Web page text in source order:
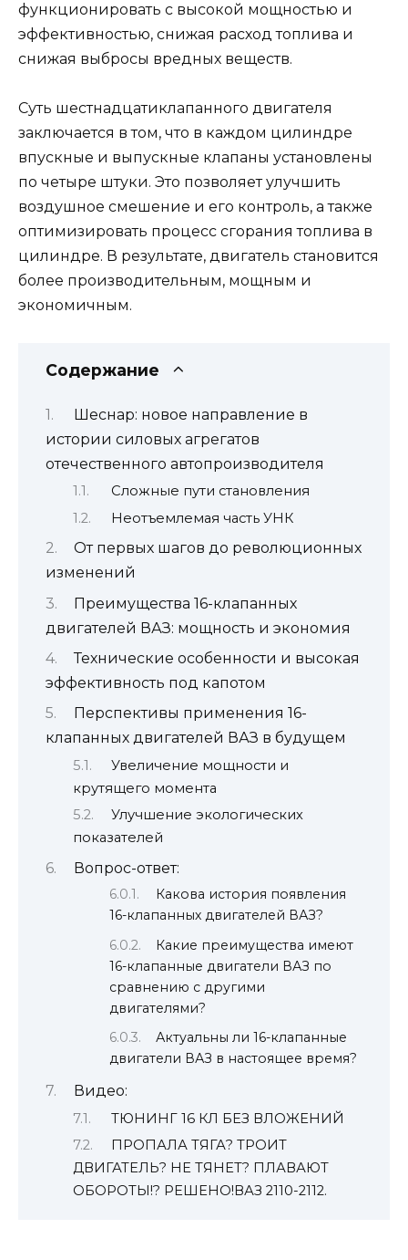
функционировать с высокой мощностью и
эффективностью, снижая расход топлива и
снижая выбросы вредных веществ.
Суть шестнадцатиклапанного двигателя
заключается в том, что в каждом цилиндре
впускные и выпускные клапаны установлены
по четыре штуки. Это позволяет улучшить
воздушное смешение и его контроль, а также
оптимизировать процесс сгорания топлива в
цилиндре. В результате, двигатель становится
более производительным, мощным и
экономичным.
Содержание
Шеснар: новое направление в
истории силовых агрегатов
отечественного автопроизводителя
Сложные пути становления
Неотъемлемая часть УНК
От первых шагов до революционных
изменений
Преимущества 16-клапанных
двигателей ВАЗ: мощность и экономия
Технические особенности и высокая
эффективность под капотом
Перспективы применения 16-
клапанных двигателей ВАЗ в будущем
Увеличение мощности и
крутящего момента
Улучшение экологических
показателей
Вопрос-ответ:
Какова история появления
16-клапанных двигателей ВАЗ?
Какие преимущества имеют
16-клапанные двигатели ВАЗ по
сравнению с другими
двигателями?
Актуальны ли 16-клапанные
двигатели ВАЗ в настоящее время?
Видео:
ТЮНИНГ 16 КЛ БЕЗ ВЛОЖЕНИЙ
ПРОПАЛА ТЯГА? ТРОИТ
ДВИГАТЕЛЬ? НЕ ТЯНЕТ? ПЛАВАЮТ
ОБОРОТЫ!? РЕШЕНО!ВАЗ 2110-2112.